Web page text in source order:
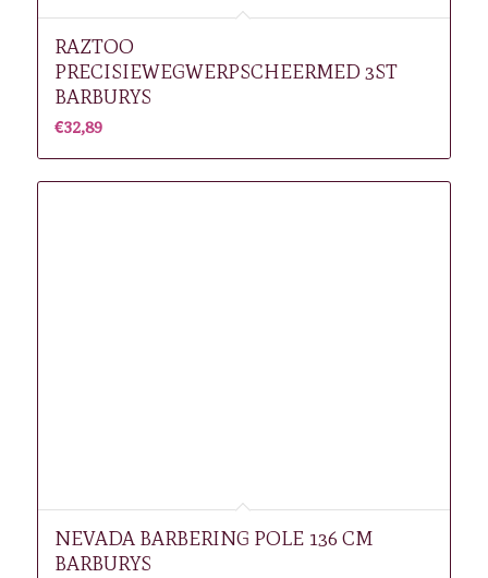
RAZTOO
PRECISIEWEGWERPSCHEERMED 3ST
BARBURYS
€32,89
NEVADA BARBERING POLE 136 CM
BARBURYS